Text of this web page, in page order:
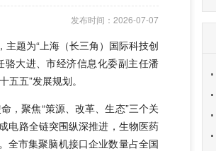
发布时间：2026-07-07
题为“上海（长三角）国际科技创
大进、市经济信息化委副主任潘
五”发展规划。
，聚焦“策源、改革、生态”三个关
电路全链突围纵深推进，生物医药
全市集聚脑机接口企业数量占全国